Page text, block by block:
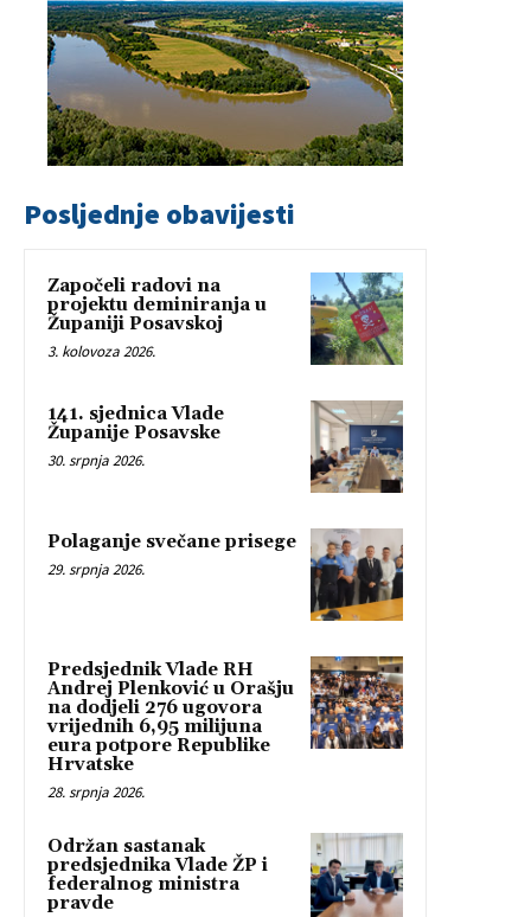
Posljednje obavijesti
Započeli radovi na
projektu deminiranja u
Županiji Posavskoj
3. kolovoza 2026.
141. sjednica Vlade
Županije Posavske
30. srpnja 2026.
Polaganje svečane prisege
29. srpnja 2026.
Predsjednik Vlade RH
Andrej Plenković u Orašju
na dodjeli 276 ugovora
vrijednih 6,95 milijuna
eura potpore Republike
Hrvatske
28. srpnja 2026.
Održan sastanak
predsjednika Vlade ŽP i
federalnog ministra
pravde